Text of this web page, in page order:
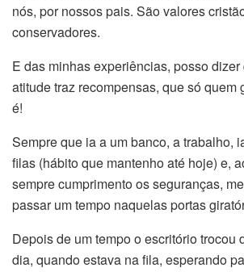
nós, por nossos pais. São valores
conservadores.
E das minhas experiências, posso
atitude traz recompensas, que só quem
é!
Sempre que ia a um banco, a trabalho,
filas (hábito que mantenho até hoje) e,
sempre cumprimento os seguranças,
passar um tempo naquelas portas
Depois de um tempo o escritório trocou
dia, quando estava na fila, esperando